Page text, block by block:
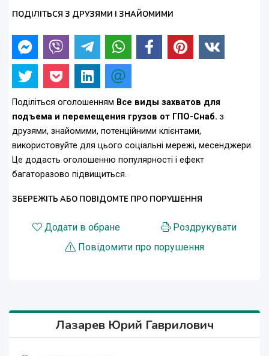
ПОДІЛІТЬСЯ З ДРУЗЯМИ І ЗНАЙОМИМИ
Поділіться оголошенням Все виды захватов для
подъема и перемещения грузов от ГПО-Снаб. з
друзями, знайомими, потенційними клієнтами,
використовуйте для цього соціальні мережі, месенджери.
Це додасть оголошенню популярності і ефект
багаторазово підвищиться.
ЗБЕРЕЖІТЬ АБО ПОВІДОМТЕ ПРО ПОРУШЕННЯ
Додати в обране
Роздрукувати
Повідомити про порушення
Лазарев Юрий Гаврилович